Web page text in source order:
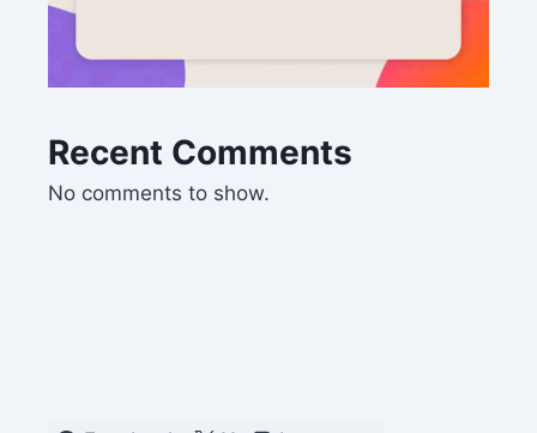
Recent Comments
No comments to show.